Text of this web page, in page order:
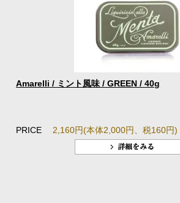
Amarelli / ミント風味 / GREEN / 40g
PRICE 2,160円(本体2,000円、税160円)